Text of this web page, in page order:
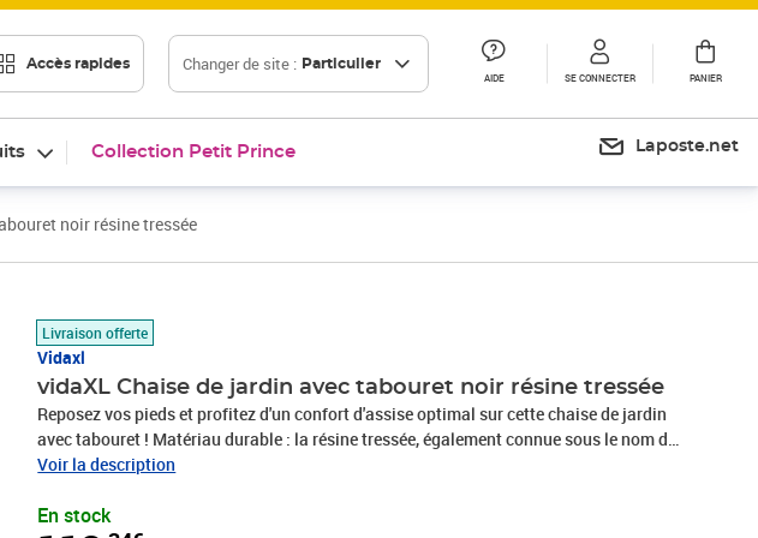
Accès rapides Changer de site : Particulier
AIDE SE CONNECTER PANIER
Collection Petit Prince Laposte.net
noir résine tressée
Livraison offerte
Vidaxl
vidaXL Chaise de jardin avec tabouret noir résine tressée
Reposez vos pieds et profitez d'un confort d'assise optimal sur cette chaise de jardin
avec tabouret ! Matériau durable : la résine tressée, également connue sous le nom de
rotin poly, résiste aux intempéries et est facile à nettoyer. Elle reste belle à l'extérieur
offrant une excellente qualité, une commodité et un aspect esthétique.Cadre robuste
Voir la description
En stock
Prix 113,34€